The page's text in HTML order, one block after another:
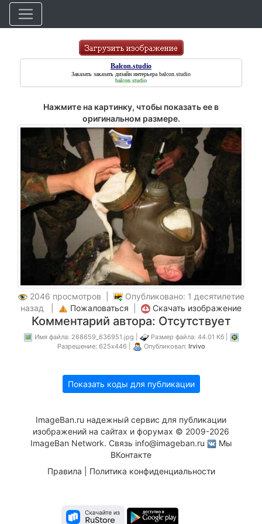
Balcon.studio
Заказать заказать дизайн интерьера balcon.studio
balcon.studio
Нажмите на картинку, чтобы показать ее в
оригинальном размере.
2046 просмотров |
Опубликовано: 1 десятилетие
назад |
Пожаловаться Скачать изображение
Комментарий автора: Отсутствует
Имя файла: 268659_636951.jpg |
Размер файла: 44.01 Кб |
Разрешение: 625x446 |
Опубликовал: Irvivo
Показать коды для публикации
ImageBan.ru надежный сервис для публикации
изображений на сайтах и форумах © 2009-2026
ImageBan Network. Связь info@imageban.ru
Мы
ВКонтакте
Правила
Политика конфиденциальности